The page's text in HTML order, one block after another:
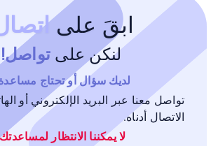
ابقَ على
لنكن على تواصل!
لديك سؤال أو تحتاج
تواصل معنا عبر البريد الإلكتروني أو
الاتصال أدناه.
لا يمكننا الانتظار